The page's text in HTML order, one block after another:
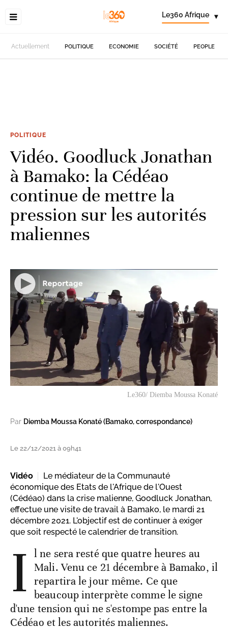
Le360 Afrique ▾
Actuellement POLITIQUE ECONOMIE SOCIÉTÉ PEOPLE
POLITIQUE
Vidéo. Goodluck Jonathan
à Bamako: la Cédéao
continue de mettre la
pression sur les autorités
maliennes
Le360/ Diemba Moussa Konaté
Par Diemba Moussa Konaté (Bamako, correspondance)
Le 22/12/2021 à 09h41
Vidéo
Le médiateur de la Communauté
économique des Etats de l'Afrique de l'Ouest
(Cédéao) dans la crise malienne, Goodluck Jonathan,
effectue une visite de travail à Bamako, le mardi 21
décembre 2021. L'objectif est de continuer à exiger
que soit respecté le calendrier de transition.
I l ne sera resté que quatre heures au
Mali. Venu ce 21 décembre à Bamako, il
repartira le jour même. Ce que
beaucoup interprète comme le signe
d'une tension qui ne s'estompe pas entre la
Cédéao et les autorités maliennes.